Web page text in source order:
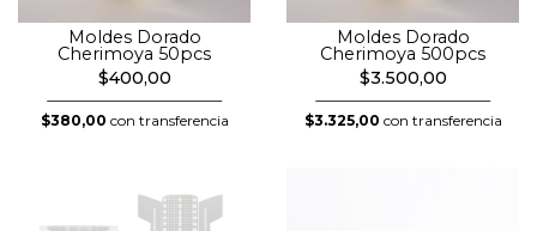
Moldes Dorado
Cherimoya 50pcs
$400,00
$380,00 con transferencia
Moldes Dorado
Cherimoya 500pcs
$3.500,00
$3.325,00 con transferencia